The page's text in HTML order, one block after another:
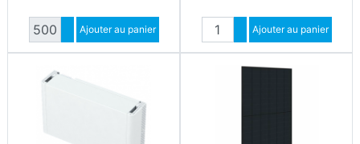
Quantité
Augmenter quantité
Diminuer quantité
Ajouter au panier Quantité
Augmenter quantité
Diminuer quantité
Ajouter au panier